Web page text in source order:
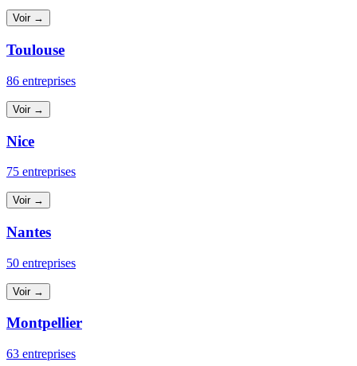
Voir →
Toulouse
86 entreprises
Voir →
Nice
75 entreprises
Voir →
Nantes
50 entreprises
Voir →
Montpellier
63 entreprises